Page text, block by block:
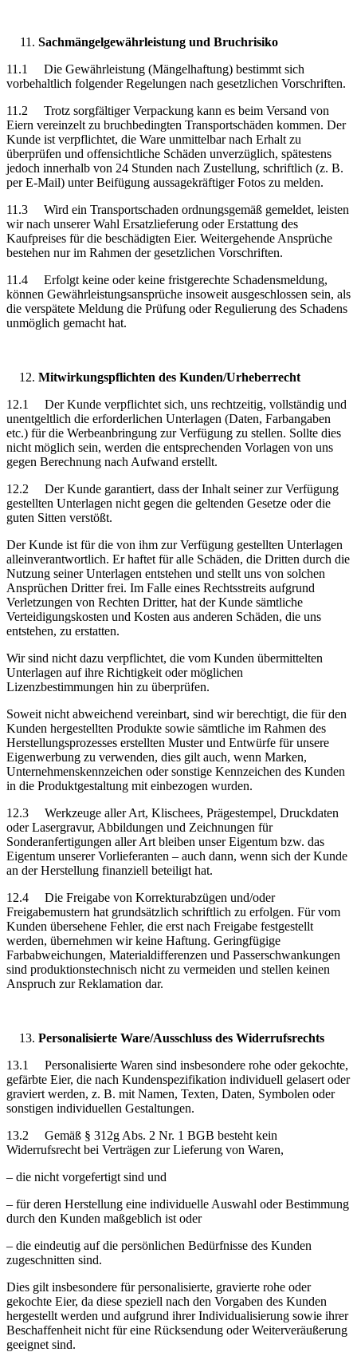
Sachmängelgewährleistung und Bruchrisiko
11.1 Die Gewährleistung (Mängelhaftung) bestimmt sich
vorbehaltlich folgender Regelungen nach gesetzlichen Vorschriften.
11.2 Trotz sorgfältiger Verpackung kann es beim Versand von
Eiern vereinzelt zu bruchbedingten Transportschäden kommen. Der
Kunde ist verpflichtet, die Ware unmittelbar nach Erhalt zu
überprüfen und offensichtliche Schäden unverzüglich, spätestens
jedoch innerhalb von 24 Stunden nach Zustellung, schriftlich (z. B.
per E-Mail) unter Beifügung aussagekräftiger Fotos zu melden.
11.3 Wird ein Transportschaden ordnungsgemäß gemeldet, leisten
wir nach unserer Wahl Ersatzlieferung oder Erstattung des
Kaufpreises für die beschädigten Eier. Weitergehende Ansprüche
bestehen nur im Rahmen der gesetzlichen Vorschriften.
11.4 Erfolgt keine oder keine fristgerechte Schadensmeldung,
können Gewährleistungsansprüche insoweit ausgeschlossen sein, als
die verspätete Meldung die Prüfung oder Regulierung des Schadens
unmöglich gemacht hat.
Mitwirkungspflichten des Kunden/Urheberrecht
12.1 Der Kunde verpflichtet sich, uns rechtzeitig, vollständig und
unentgeltlich die erforderlichen Unterlagen (Daten, Farbangaben
etc.) für die Werbeanbringung zur Verfügung zu stellen. Sollte dies
nicht möglich sein, werden die entsprechenden Vorlagen von uns
gegen Berechnung nach Aufwand erstellt.
12.2 Der Kunde garantiert, dass der Inhalt seiner zur Verfügung
gestellten Unterlagen nicht gegen die geltenden Gesetze oder die
guten Sitten verstößt.
Der Kunde ist für die von ihm zur Verfügung gestellten Unterlagen
alleinverantwortlich. Er haftet für alle Schäden, die Dritten durch die
Nutzung seiner Unterlagen entstehen und stellt uns von solchen
Ansprüchen Dritter frei. Im Falle eines Rechtsstreits aufgrund
Verletzungen von Rechten Dritter, hat der Kunde sämtliche
Verteidigungskosten und Kosten aus anderen Schäden, die uns
entstehen, zu erstatten.
Wir sind nicht dazu verpflichtet, die vom Kunden übermittelten
Unterlagen auf ihre Richtigkeit oder möglichen
Lizenzbestimmungen hin zu überprüfen.
Soweit nicht abweichend vereinbart, sind wir berechtigt, die für den
Kunden hergestellten Produkte sowie sämtliche im Rahmen des
Herstellungsprozesses erstellten Muster und Entwürfe für unsere
Eigenwerbung zu verwenden, dies gilt auch, wenn Marken,
Unternehmenskennzeichen oder sonstige Kennzeichen des Kunden
in die Produktgestaltung mit einbezogen wurden.
12.3 Werkzeuge aller Art, Klischees, Prägestempel, Druckdaten
oder Lasergravur, Abbildungen und Zeichnungen für
Sonderanfertigungen aller Art bleiben unser Eigentum bzw. das
Eigentum unserer Vorlieferanten – auch dann, wenn sich der Kunde
an der Herstellung finanziell beteiligt hat.
12.4 Die Freigabe von Korrekturabzügen und/oder
Freigabemustern hat grundsätzlich schriftlich zu erfolgen. Für vom
Kunden übersehene Fehler, die erst nach Freigabe festgestellt
werden, übernehmen wir keine Haftung. Geringfügige
Farbabweichungen, Materialdifferenzen und Passerschwankungen
sind produktionstechnisch nicht zu vermeiden und stellen keinen
Anspruch zur Reklamation dar.
Personalisierte Ware/Ausschluss des Widerrufsrechts
13.1 Personalisierte Waren sind insbesondere rohe oder gekochte,
gefärbte Eier, die nach Kundenspezifikation individuell gelasert oder
graviert werden, z. B. mit Namen, Texten, Daten, Symbolen oder
sonstigen individuellen Gestaltungen.
13.2 Gemäß § 312g Abs. 2 Nr. 1 BGB besteht kein
Widerrufsrecht bei Verträgen zur Lieferung von Waren,
– die nicht vorgefertigt sind und
– für deren Herstellung eine individuelle Auswahl oder Bestimmung
durch den Kunden maßgeblich ist oder
– die eindeutig auf die persönlichen Bedürfnisse des Kunden
zugeschnitten sind.
Dies gilt insbesondere für personalisierte, gravierte rohe oder
gekochte Eier, da diese speziell nach den Vorgaben des Kunden
hergestellt werden und aufgrund ihrer Individualisierung sowie ihrer
Beschaffenheit nicht für eine Rücksendung oder Weiterveräußerung
geeignet sind.